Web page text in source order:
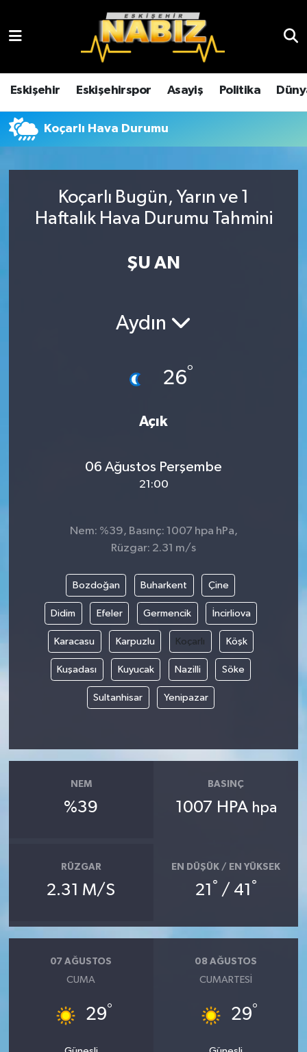
Eskişehir Eskişehirspor Asayiş Politika
Koçarlı Hava Durumu
Koçarlı Bugün, Yarın ve 1
Haftalık Hava Durumu Tahmini
ŞU AN
Aydın
26°
Açık
06 Ağustos Perşembe
21:00
Nem: %39, Basınç: 1007 hpa hPa,
Rüzgar: 2.31 m/s
Bozdoğan Buharkent Çine
Didim Efeler Germencik İncirliova
Karacasu Karpuzlu Koçarlı Köşk
Kuşadası Kuyucak Nazilli Söke
Sultanhisar Yenipazar
NEM
%39
BASINÇ
1007 HPA hpa
RÜZGAR
2.31 M/S
EN DÜŞÜK / EN YÜKSEK
21 ° / 41 °
07 AĞUSTOS
CUMA
29°
08 AĞUSTOS
CUMARTESI
29°
Çevre
Dünya
Ekonomi
Eskişehir
Yaşam
Yurttan
Eskişehir Hava Durumu
Eskişehir Trafik Yoğunluk Haritası
TFF 3.Lig 4.Grup Puan Durumu ve Fikstür
Son Dakika Haberleri
Haber Arşivi